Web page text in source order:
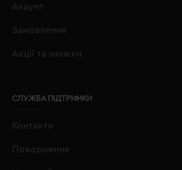
Акаунт
Замовлення
Акції та знижки
СЛУЖБА ПІДТРИМКИ
Контакти
Повернення